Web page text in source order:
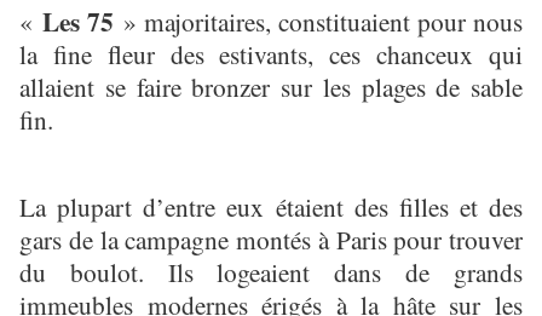
« Les 75 » majoritaires, constituaient pour nous
la fine fleur des estivants, ces chanceux qui
allaient se faire bronzer sur les plages de sable
fin.
La plupart d’entre eux étaient des filles et des
gars de la campagne montés à Paris pour trouver
du boulot. Ils logeaient dans de grands
immeubles modernes érigés à la hâte sur les